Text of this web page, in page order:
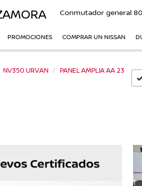
Conmutador general
PROMOCIONES COMPRAR UN NISSAN
NV350 URVAN
PANEL AMPLIA AA 23